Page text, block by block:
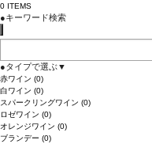
0 ITEMS
●キーワード検索
●タイプで選ぶ▼
赤ワイン (0)
白ワイン (0)
スパークリングワイン (0)
ロゼワイン (0)
オレンジワイン (0)
ブランデー (0)